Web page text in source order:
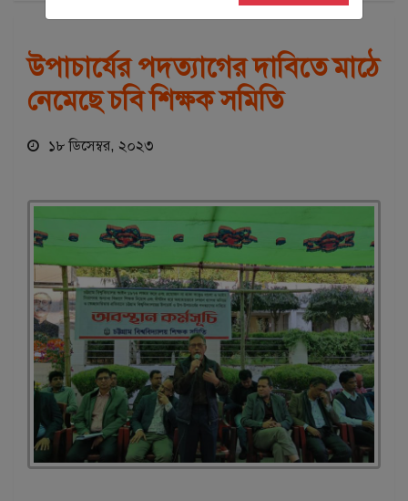
উপাচার্যের পদত্যাগের দাবিতে মাঠে
নেমেছে চবি শিক্ষক সমিতি
১৮ ডিসেম্বর, ২০২৩